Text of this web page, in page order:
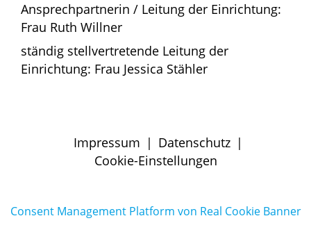
Ansprechpartnerin / Leitung der Einrichtung:
Frau Ruth Willner
ständig stellvertretende Leitung der
Einrichtung: Frau Jessica Stähler
Impressum | Datenschutz |
Cookie-Einstellungen
Consent Management Platform von Real Cookie Banner